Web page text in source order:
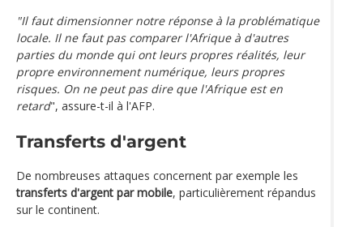
"Il faut dimensionner notre réponse à la problématique
locale. Il ne faut pas comparer l'Afrique à d'autres
parties du monde qui ont leurs propres réalités, leur
propre environnement numérique, leurs propres
risques. On ne peut pas dire que l'Afrique est en
retard", assure-t-il à l'AFP.
Transferts d'argent
De nombreuses attaques concernent par exemple les
transferts d'argent par mobile, particulièrement répandus
sur le continent.